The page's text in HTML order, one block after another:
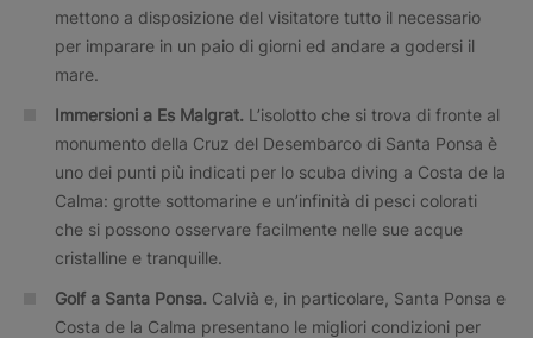
mettono a disposizione del visitatore tutto il necessario
per imparare in un paio di giorni ed andare a godersi il
mare.
Immersioni a Es Malgrat. L’isolotto che si trova di fronte al
monumento della Cruz del Desembarco di Santa Ponsa è
uno dei punti più indicati per lo scuba diving a Costa de la
Calma: grotte sottomarine e un’infinità di pesci colorati
che si possono osservare facilmente nelle sue acque
cristalline e tranquille.
Golf a Santa Ponsa. Calvià e, in particolare, Santa Ponsa e
Costa de la Calma presentano le migliori condizioni per